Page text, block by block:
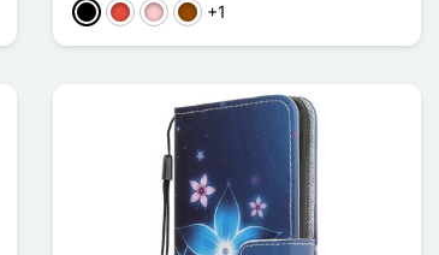
PretoVermelho
RosaCastanho
+1